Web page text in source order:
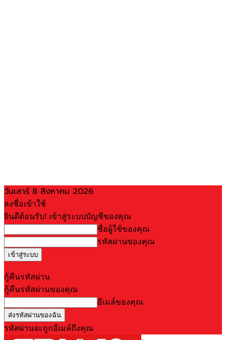
วันเสาร์ 8 สิงหาคม 2026
ลงชื่อเข้าใช้
ยินดีต้อนรับ! เข้าสู่ระบบบัญชีของคุณ
ชื่อผู้ใช้ของคุณ
รหัสผ่านของคุณ
กู้คืนรหัสผ่าน
กู้คืนรหัสผ่านของคุณ
อีเมล์ของคุณ
รหัสผ่านจะถูกอีเมล์ถึงคุณ